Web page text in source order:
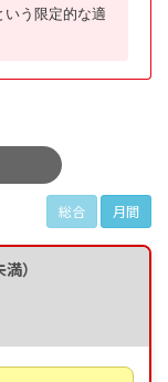
いう限定的な適
総合 月間
）